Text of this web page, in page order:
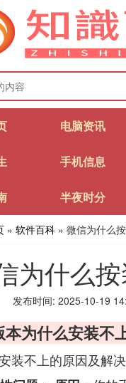
电脑资讯
手机信息
半夜时分
» 软件百科 » 微信为什么
为什么
发布时间: 2025-10-19
本为什么安装不
装不上的原因及解